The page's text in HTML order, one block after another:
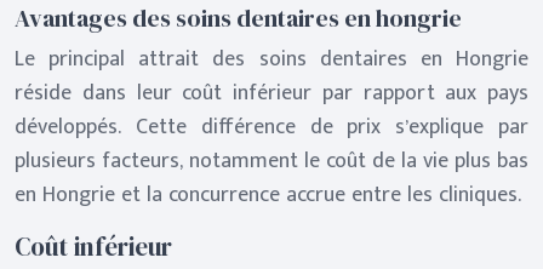
Avantages des soins dentaires en hongrie
Le principal attrait des soins dentaires en Hongrie
réside dans leur coût inférieur par rapport aux pays
développés. Cette différence de prix s’explique par
plusieurs facteurs, notamment le coût de la vie plus bas
en Hongrie et la concurrence accrue entre les cliniques.
Coût inférieur